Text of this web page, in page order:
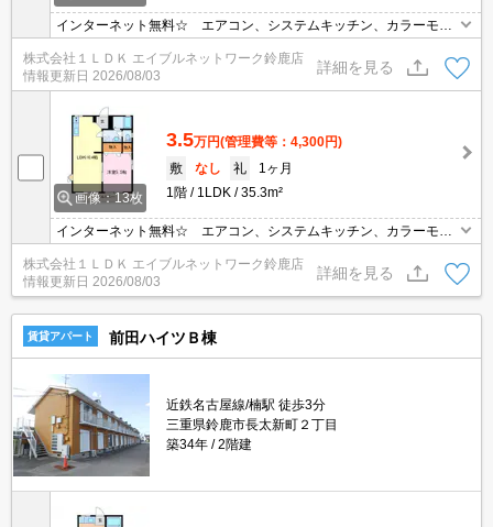
インターネット無料☆ エアコン、システムキッチン、カラーモニ
ター付インターホン等付いて設備充実の物件です☆ 設備充実でお
値打ち家賃が魅力的ですね☆ お問い合わせはグリーンの看板「エ
イブル」まで☆
株式会社１ＬＤＫ エイブルネットワーク鈴鹿店
情報更新日 2026/08/03
詳細を見る
画像：13枚
3.5万円(管理費等：4,300円)
敷
なし 礼
1ヶ月
1階
1LDK 35.3m²
インターネット無料☆ エアコン、システムキッチン、カラーモニ
ター付インターホン等付いて設備充実の物件です☆ 設備充実でお
値打ち家賃が魅力的ですね☆ お問い合わせはグリーンの看板「エ
イブル」まで☆
株式会社１ＬＤＫ エイブルネットワーク鈴鹿店
情報更新日 2026/08/03
詳細を見る
賃貸アパート 前田ハイツＢ棟
近鉄名古屋線/楠駅 徒歩3分
三重県鈴鹿市長太新町２丁目
築34年
2階建